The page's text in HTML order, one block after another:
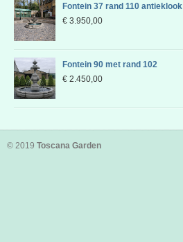
Fontein 37 rand 110 antieklook
€ 3.950,00
Fontein 90 met rand 102
€ 2.450,00
© 2019 Toscana Garden